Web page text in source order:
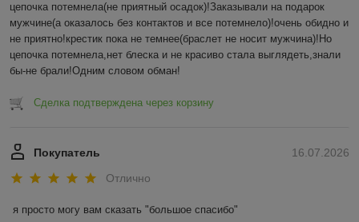
цепочка потемнела(не приятный осадок)!Заказывали на подарок
мужчине(а оказалось без контактов и все потемнело)!очень обидно и
не приятно!крестик пока не темнее(браслет не носит мужчина)!Но
цепочка потемнела,нет блеска и не красиво стала выглядеть,знали
бы-не брали!Одним словом обман!
Сделка подтверждена через корзину
16.07.2026
Покупатель
Отлично
я просто могу вам сказать "большое спасибо"